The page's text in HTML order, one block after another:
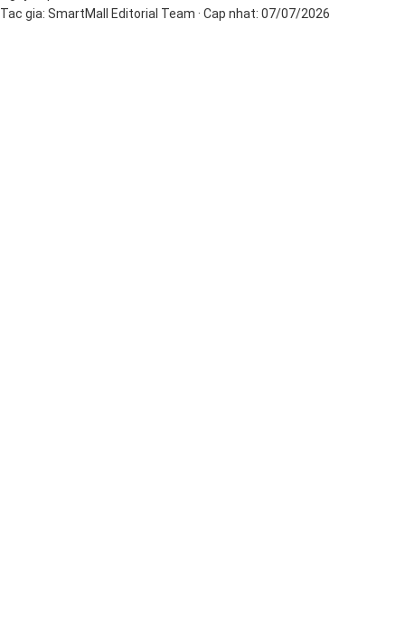
Tac gia: SmartMall Editorial Team · Cap nhat: 07/07/2026